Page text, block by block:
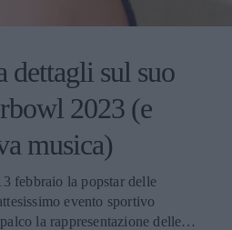
dettagli sul suo
2023 (e
musica)
febbraio la popstar delle
evento sportivo
la rappresentazione delle